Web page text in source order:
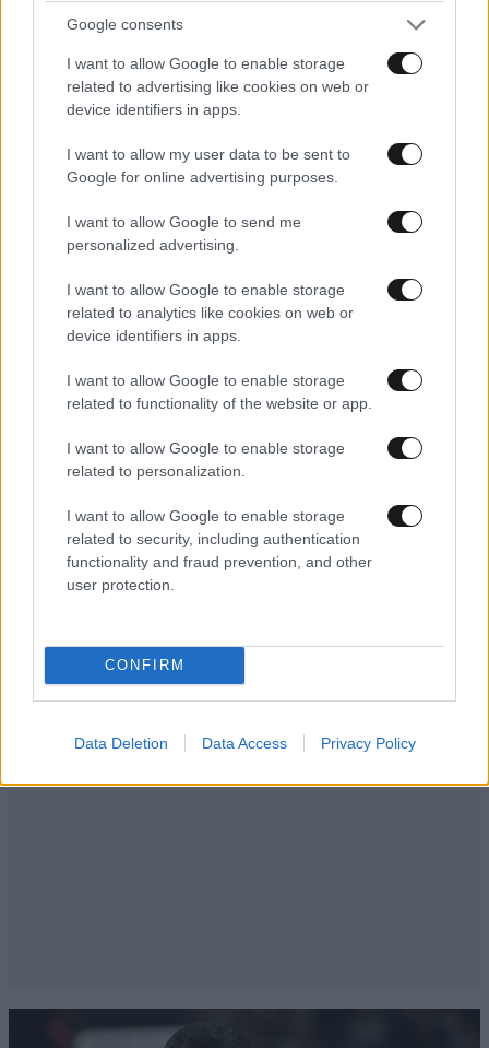
Google consents
I want to allow Google to enable storage
related to advertising like cookies on web or
device identifiers in apps.
I want to allow my user data to be sent to
Google for online advertising purposes.
I want to allow Google to send me
personalized advertising.
I want to allow Google to enable storage
related to analytics like cookies on web or
device identifiers in apps.
I want to allow Google to enable storage
related to functionality of the website or app.
I want to allow Google to enable storage
related to personalization.
I want to allow Google to enable storage
related to security, including authentication
functionality and fraud prevention, and other
user protection.
CONFIRM
Data Deletion Data Access Privacy Policy
ΚΟΣΜΟΣ08·08·2026 04:58
άνθρωπος των βασανιστηρίων της Συρίας
εντοπίστηκε στη Ρωσία